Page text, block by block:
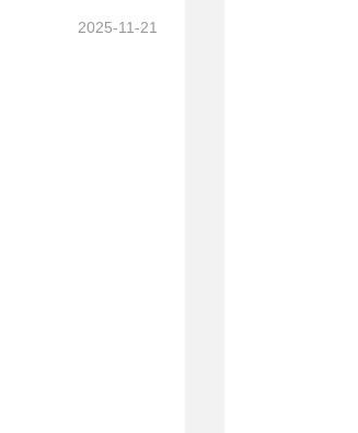
2025-11-21